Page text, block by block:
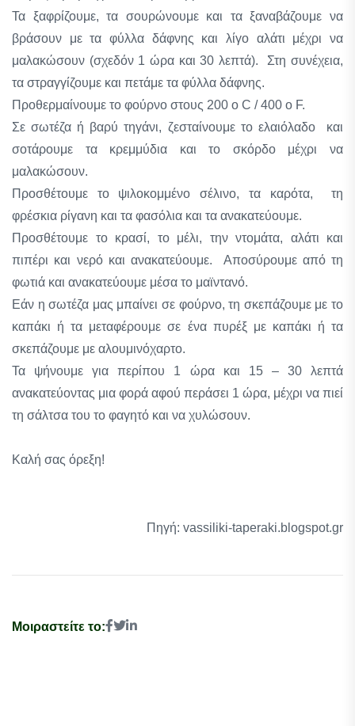
Τα ξαφρίζουμε, τα σουρώνουμε και τα ξαναβάζουμε να
βράσουν με τα φύλλα δάφνης και λίγο αλάτι μέχρι να
μαλακώσουν (σχεδόν 1 ώρα και 30 λεπτά). Στη συνέχεια,
τα στραγγίζουμε και πετάμε τα φύλλα δάφνης.
Προθερμαίνουμε το φούρνο στους 200 o C / 400 o F.
Σε σωτέζα ή βαρύ τηγάνι, ζεσταίνουμε το ελαιόλαδο και
σοτάρουμε τα κρεμμύδια και το σκόρδο μέχρι να
μαλακώσουν.
Προσθέτουμε το ψιλοκομμένο σέλινο, τα καρότα, τη
φρέσκια ρίγανη και τα φασόλια και τα ανακατεύουμε.
Προσθέτουμε το κρασί, το μέλι, την ντομάτα, αλάτι και
πιπέρι και νερό και ανακατεύουμε. Αποσύρουμε από τη
φωτιά και ανακατεύουμε μέσα το μαϊντανό.
Εάν η σωτέζα μας μπαίνει σε φούρνο, τη σκεπάζουμε με το
καπάκι ή τα μεταφέρουμε σε ένα πυρέξ με καπάκι ή τα
σκεπάζουμε με αλουμινόχαρτο.
Τα ψήνουμε για περίπου 1 ώρα και 15 – 30 λεπτά
ανακατεύοντας μια φορά αφού περάσει 1 ώρα, μέχρι να πιεί
τη σάλτσα του το φαγητό και να χυλώσουν.
Καλή σας όρεξη!
Πηγή: vassiliki-taperaki.blogspot.gr
Μοιραστείτε το: